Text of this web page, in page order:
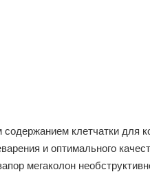
клетчатки для
и оптимального
мегаколон